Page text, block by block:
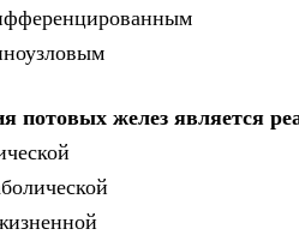
потовых желез является